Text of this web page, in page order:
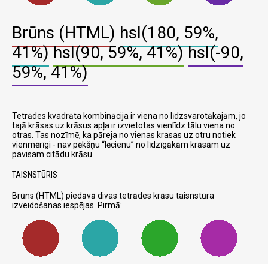
Brūns (HTML) hsl(180, 59%,
41%) hsl(90, 59%, 41%) hsl(-90,
59%, 41%)
Tetrādes kvadrāta kombinācija ir viena no līdzsvarotākajām, jo
tajā krāsas uz krāsus apļa ir izvietotas vienlīdz tālu viena no
otras. Tas nozīmē, ka pāreja no vienas krasas uz otru notiek
vienmērīgi - nav pēkšņu
lēcienu no līdzīgākām krāsām uz
pavisam citādu krāsu.
TAISNSTŪRIS
Brūns (HTML) piedāvā divas tetrādes krāsu taisnstūra
izveidošanas iespējas. Pirmā: